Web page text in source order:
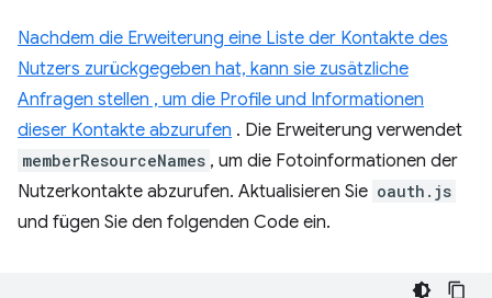
Nachdem die Erweiterung eine Liste der Kontakte des
Nutzers zurückgegeben hat, kann sie zusätzliche
Anfragen stellen , um die Profile und Informationen
dieser Kontakte abzurufen . Die Erweiterung verwendet
memberResourceNames , um die Fotoinformationen der
Nutzerkontakte abzurufen. Aktualisieren Sie oauth.js
und fügen Sie den folgenden Code ein.